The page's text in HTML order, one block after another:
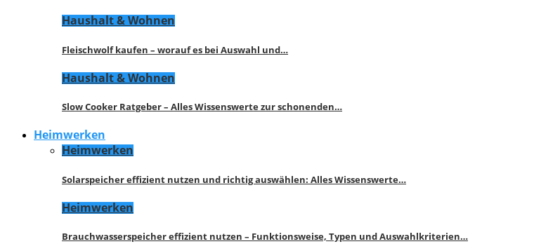
Haushalt & Wohnen
Fleischwolf kaufen – worauf es bei Auswahl und…
Haushalt & Wohnen
Slow Cooker Ratgeber – Alles Wissenswerte zur schonenden…
Heimwerken
Heimwerken
Solarspeicher effizient nutzen und richtig auswählen: Alles Wissenswerte…
Heimwerken
Brauchwasserspeicher effizient nutzen – Funktionsweise, Typen und Auswahlkriterien…